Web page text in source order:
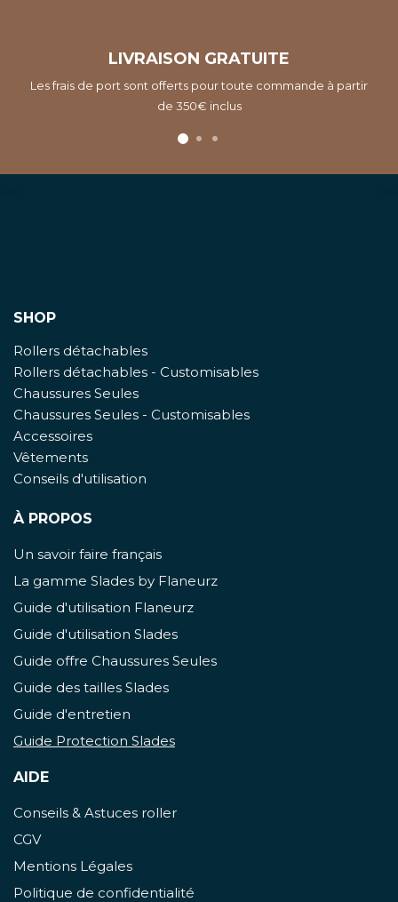
LIVRAISON GRATUITE
Les frais de port sont offerts pour toute commande à partir
de 350€ inclus
SHOP
Rollers détachables
Rollers détachables - Customisables
Chaussures Seules
Chaussures Seules - Customisables
Accessoires
Vêtements
Conseils d'utilisation
À PROPOS
Un savoir faire français
La gamme Slades by Flaneurz
Guide d'utilisation Flaneurz
Guide d'utilisation Slades
Guide offre Chaussures Seules
Guide des tailles Slades
Guide d'entretien
Guide Protection Slades
AIDE
Conseils & Astuces roller
CGV
Mentions Légales
Politique de confidentialité